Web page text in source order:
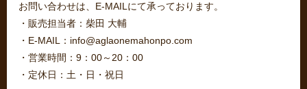
お問い合わせは、E-MAILにて承っております。
・販売担当者：柴田 大輔
・E-MAIL：info@aglaonemahonpo.com
・営業時間：9：00～20：00
・定休日：土・日・祝日